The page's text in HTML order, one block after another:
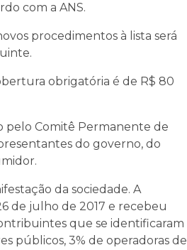
com a ANS.
procedimentos à lista será
obrigatória é de R$ 80
pelo Comitê Permanente de
do governo, do
da sociedade. A
de julho de 2017 e recebeu
que se identificaram
públicos, 3% de operadoras de